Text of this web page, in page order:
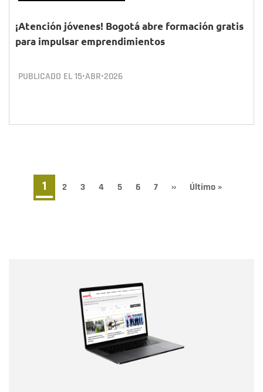
¡Atención jóvenes! Bogotá abre formación gratis
para impulsar emprendimientos
PUBLICADO EL15•ABR•2026
Paginación
Página
actual
1 Page
2 Page
3 Page
4 Page
5 Page
6 Page
7
Siguiente
››
Última
Último »
Correo electrónico
Tipo de comentario